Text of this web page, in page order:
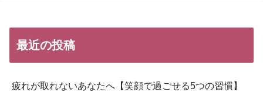
最近の投稿
疲れが取れないあなたへ【笑顔で過ごせる5つの習慣】